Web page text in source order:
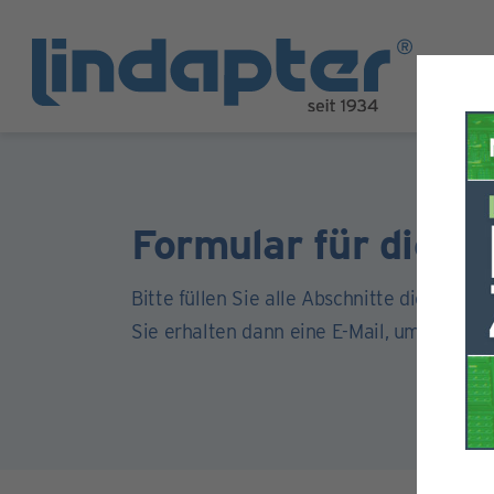
Formular für die
Bitte füllen Sie alle Abschnitte dieses
Sie erhalten dann eine E-Mail, um Ihr